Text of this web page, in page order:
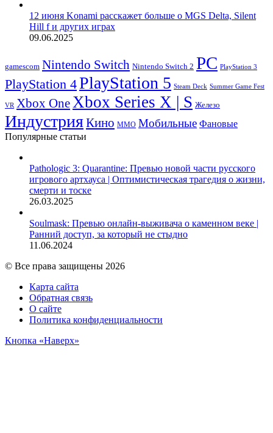
12 июня Konami расскажет больше о MGS Delta, Silent
Hill f и других играх
09.06.2025
gamescom Nintendo Switch Nintendo Switch 2 PC PlayStation 3
PlayStation 4PlayStation 5 Steam Deck Summer Game Fest
VR Xbox OneXbox Series X | S Железо
ИндустрияКино ММО Мобильные Фановые
Популярные статьи
Pathologic 3: Quarantine: Превью новой части русского
игрового артхауса | Оптимистическая трагедия о жизни,
смерти и тоске
26.03.2025
Soulmask: Превью онлайн-выживача о каменном веке |
Ранний доступ, за который не стыдно
11.06.2024
© Все права защищены 2026
Карта сайта
Обратная связь
О сайте
Политика конфиденциальности
Кнопка «Наверх»